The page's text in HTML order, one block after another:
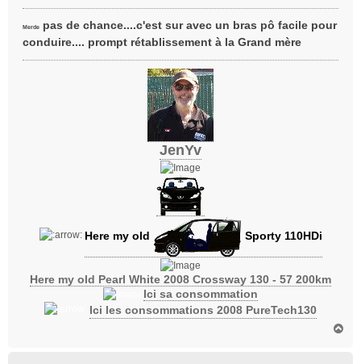
e
Merde
pas de chance....c'est sur avec un bras pô facile pour
conduire.... prompt rétablissement à la Grand mère
JenYv
Here my old Sporty 110HDi
Here my old Pearl White 2008 Crossway 130 - 57 200km
Ici sa consommation
Ici les consommations 2008 PureTech130